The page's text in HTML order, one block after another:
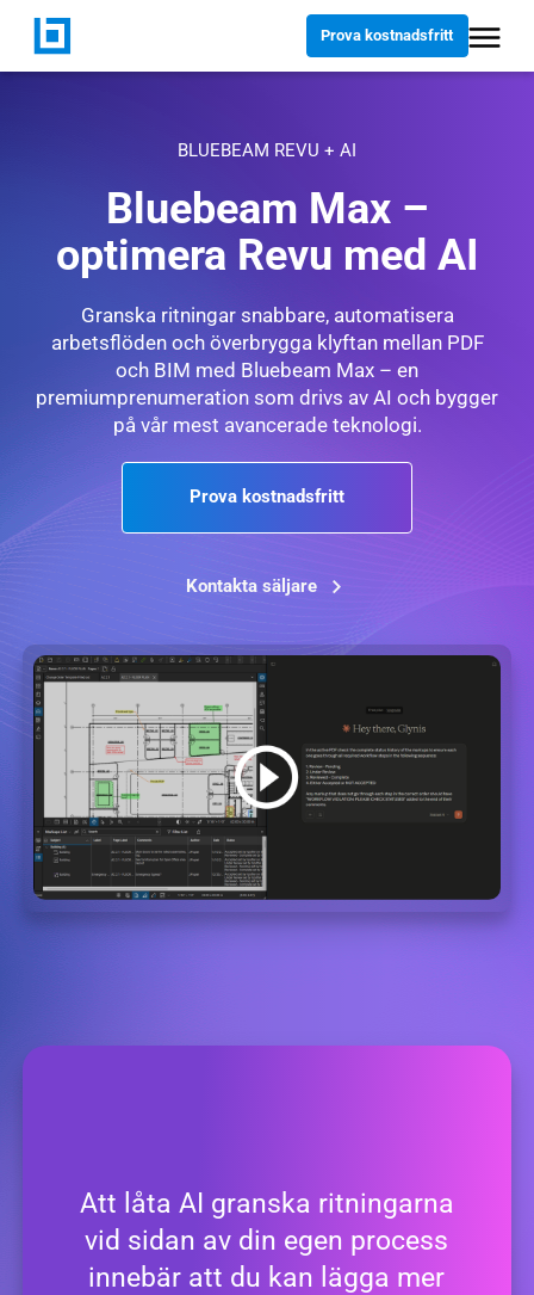
Prova kostnadsfritt
BLUEBEAM REVU + AI
Bluebeam Max –
optimera Revu med AI
Granska ritningar snabbare, automatisera
arbetsflöden och överbrygga klyftan mellan PDF
och BIM med Bluebeam Max – en
premiumprenumeration som drivs av AI och bygger
på vår mest avancerade teknologi.
Prova kostnadsfritt
Kontakta säljare
Att låta AI granska ritningarna
vid sidan av din egen process
innebär att du kan lägga mer